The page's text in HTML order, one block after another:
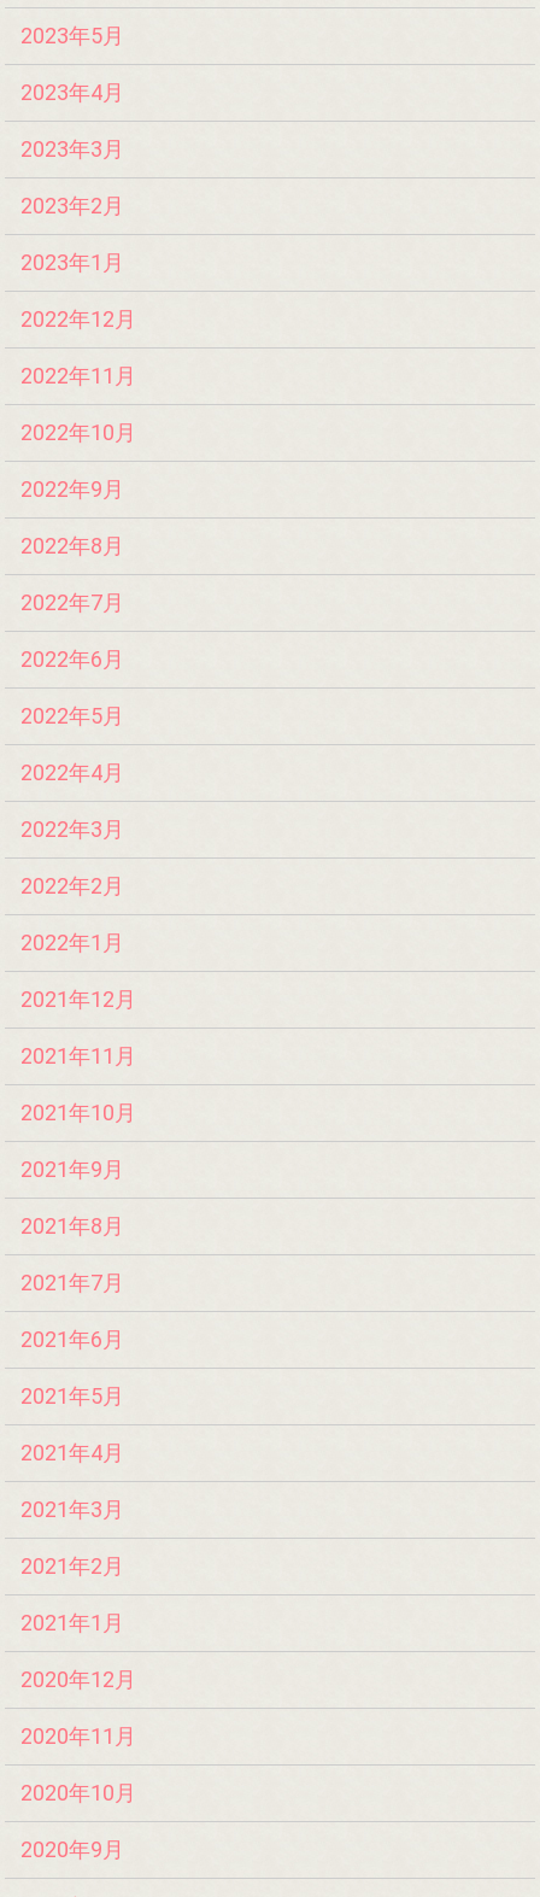
2023年5月
2023年4月
2023年3月
2023年2月
2023年1月
2022年12月
2022年11月
2022年10月
2022年9月
2022年8月
2022年7月
2022年6月
2022年5月
2022年4月
2022年3月
2022年2月
2022年1月
2021年12月
2021年11月
2021年10月
2021年9月
2021年8月
2021年7月
2021年6月
2021年5月
2021年4月
2021年3月
2021年2月
2021年1月
2020年12月
2020年11月
2020年10月
2020年9月